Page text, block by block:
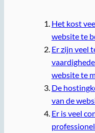
Het kost
website te
Er zijn veel
website te
De
van de
Er is veel